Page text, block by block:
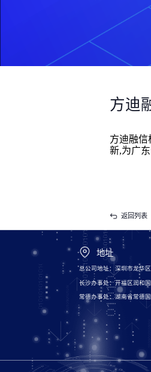
方迪
方迪融信
新,为广
返回列表
地址
总公司地址：深圳市龙华
长沙办事处：开福区润和
常德办事处：湖南省常德